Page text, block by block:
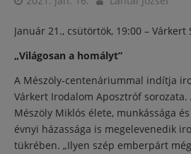
Január 21., csütörtök, 19:00 – Várkert
„Világosan a homályt”
A Mészöly-centenáriummal indítja
Várkert Irodalom Aposztróf
Mészöly Miklós élete, munkássága
évnyi házassága is megelevenedik
tükrében. „Ilyen szép emberpárt